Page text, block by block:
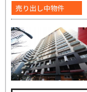
売り出し中物件